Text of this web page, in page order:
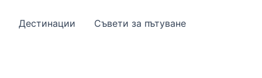
Дестинации Съвети за пътуване